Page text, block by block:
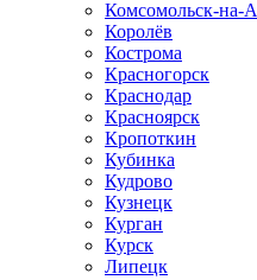
Комсомольск-на-
Королёв
Кострома
Красногорск
Краснодар
Красноярск
Кропоткин
Кубинка
Кудрово
Кузнецк
Курган
Курск
Липецк